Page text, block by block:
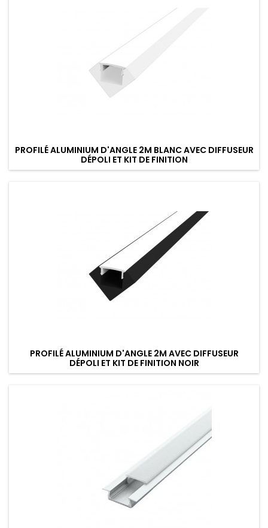
PROFILÉ ALUMINIUM D'ANGLE 2M BLANC AVEC DIFFUSEUR
DÉPOLI ET KIT DE FINITION
PROFILÉ ALUMINIUM D'ANGLE 2M AVEC DIFFUSEUR
DÉPOLI ET KIT DE FINITION NOIR